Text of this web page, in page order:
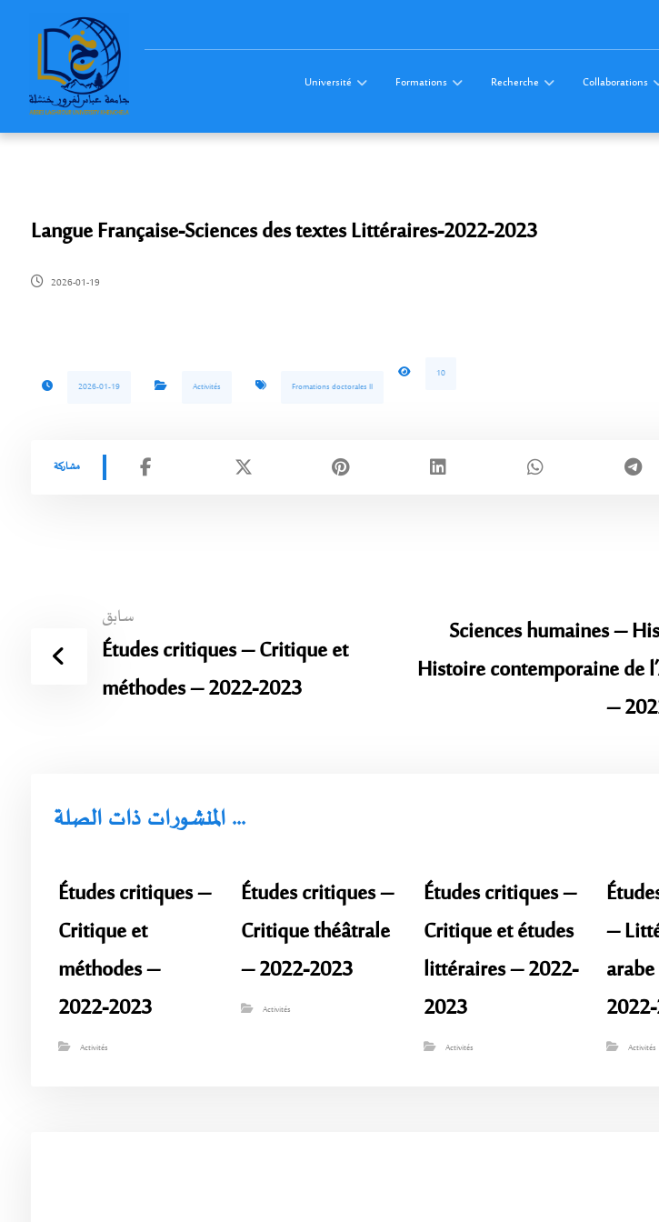
Université Formations Recherche Collaborations
Langue Française-Sciences des textes Littéraires-2022-2023
2026-01-19
2026-01-19 Activités Fromations doctorales ll
10
سابق
Études critiques – Critique et
méthodes – 2022-2023
Sciences humaines –
Histoire contemporaine de
–
المنشورات ذات الصلة ...
Études critiques –
Critique et
méthodes –
2022-2023
Activités
Études critiques –
Critique théâtrale
– 2022-2023
Activités
Études critiques –
Critique et études
littéraires – 2022-
2023
Activités
–
Activités